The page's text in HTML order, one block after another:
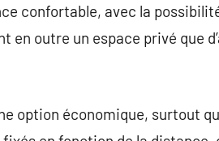
confortable, avec la
outre un espace privé que
option économique, surtout